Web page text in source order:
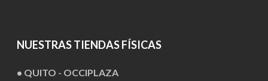
NUESTRAS TIENDAS FÍSICAS
• QUITO - OCCIPLAZA